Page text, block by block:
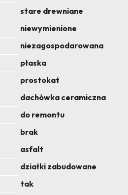
stare drewniane
niewymienione
niezagospodarowana
płaska
prostokat
dachówka ceramiczna
do remontu
brak
asfalt
działki zabudowane
tak